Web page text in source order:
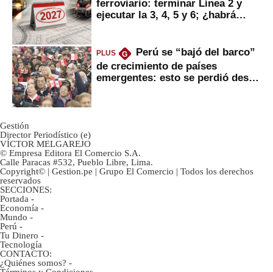
ferroviario: terminar Línea 2 y
ejecutar la 3, 4, 5 y 6; ¿habrá
PLUS G
Perú se “bajó del barco”
de crecimiento de países
emergentes: esto se perdió desde
Gestión
Director Periodístico (e)
VÍCTOR MELGAREJO
© Empresa Editora El Comercio S.A.
Calle Paracas #532, Pueblo Libre, Lima.
Copyright© | Gestion.pe | Grupo El Comercio | Todos los derechos
reservados
SECCIONES:
Portada -
Economía -
Mundo -
Perú -
Tu Dinero -
Tecnología
CONTACTO:
¿Quiénes somos? -